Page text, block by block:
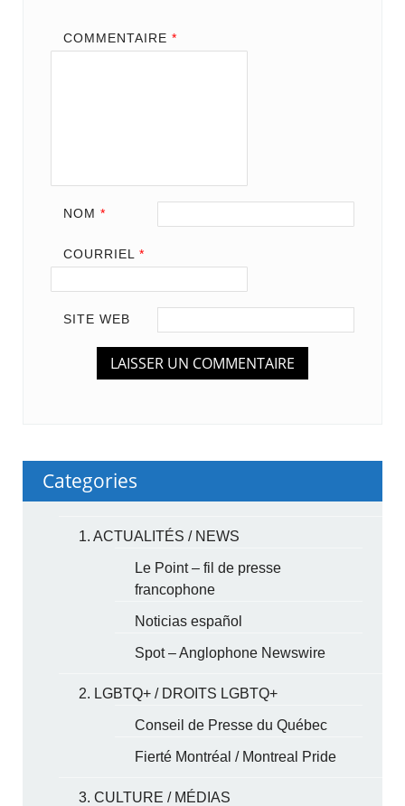
COMMENTAIRE *
NOM *
COURRIEL *
SITE WEB
Categories
1. ACTUALITÉS / NEWS
Le Point – fil de presse
francophone
Noticias español
Spot – Anglophone Newswire
2. LGBTQ+ / DROITS LGBTQ+
Conseil de Presse du Québec
Fierté Montréal / Montreal Pride
3. CULTURE / MÉDIAS